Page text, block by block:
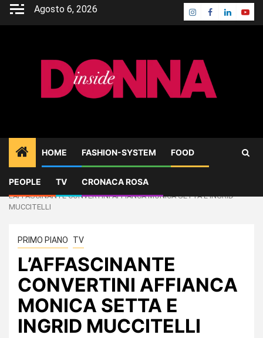
Skip
Agosto 6, 2026 Instagram
Facebook
Linkedin
HOME FASHION-SYSTEM FOOD
PEOPLE TV CRONACA ROSA
Home
TV
L’AFFASCINANTE CONVERTINI AFFIANCA MONICA SETTA E INGRID
MUCCITELLI
PRIMO PIANO TV
L’AFFASCINANTE
CONVERTINI AFFIANCA
MONICA SETTA E
INGRID MUCCITELLI